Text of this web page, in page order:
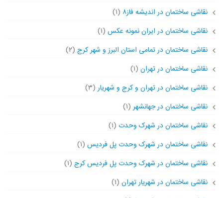
نقاشی ساختمان در اندیشه فاز۸ (۱)
نقاشی ساختمان در ایران نمونه عکس (۱)
نقاشی ساختمان در تمامی استان البرز و شهر کرج (۲)
نقاشی ساختمان در تهران (۱)
نقاشی ساختمان در تهران و کرج و شهریار(۳)
نقاشی ساختمان در جهانشهر(۱)
نقاشی ساختمان در شهرک وحدت (۱)
نقاشی ساختمان در شهرک وحدت پل فردیس (۱)
نقاشی ساختمان در شهرک وحدت پل فردیس کرج (۱)
نقاشی ساختمان در شهریار تهران (۱)